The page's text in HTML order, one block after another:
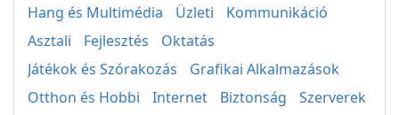
Hang és Multimédia Üzleti
Kommunikáció
Asztali
Fejlesztés
Oktatás
Játékok és Szórakozás
Grafikai Alkalmazások
Otthon és Hobbi
Internet Biztonság
Szerverek